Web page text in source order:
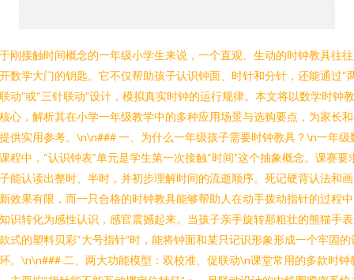
刚接触时间概念的一年级小学生来说，一个直观、生动的时钟教具往
数学大门的钥匙。它不仅帮助孩子认识钟面、时针和分针，还能通过“
动”或“三针联动”设计，模拟真实时钟的运行规律。本文将以数学时钟
心，解析其在小学一年级教学中的多种应用场景与选购要点，为家长
供实用参考。\n\n### 一、为什么一年级孩子需要时钟教具？\n一年级
程中，“认识钟表”单元是学生第一次接触“时间”这个抽象概念。课赛要
能认读出整时、半时，并初步理解时间的流逝顺序。死记硬背认法和
效果有限，而一只合格的时钟教具能够帮助人在动手拨动指针的过程
识转化为感性认识，感官震撼起来。当孩子亲手旋转那粗壮的熊猫手
式的塑料贝彩“大号指针”时，能将钟面和某只记识形象形成一个牢固的
。\n\n### 二、两大功能模型：双校准、促联动\n课堂常用的多款时钟